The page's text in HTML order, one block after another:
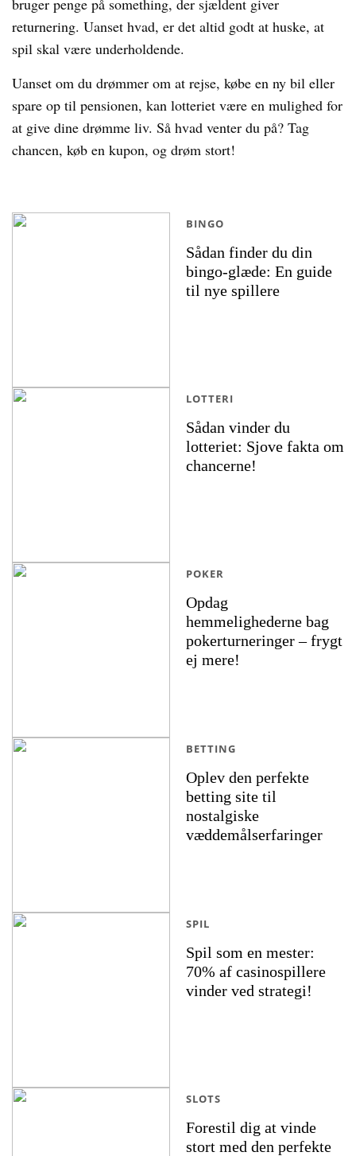
bruger penge på something, der sjældent giver
returnering. Uanset hvad, er det altid godt at huske, at
spil skal være underholdende.
Uanset om du drømmer om at rejse, købe en ny bil eller
spare op til pensionen, kan lotteriet være en mulighed for
at give dine drømme liv. Så hvad venter du på? Tag
chancen, køb en kupon, og drøm stort!
Sådan finder du din
bingo-glæde: En guide
til nye spillere
BINGO
Sådan vinder du
lotteriet: Sjove fakta om
chancerne!
LOTTERI
Opdag
hemmelighederne bag
pokerturneringer – frygt
ej mere!
POKER
Oplev den perfekte
betting site til
nostalgiske
væddemålserfaringer
BETTING
Spil som en mester:
70% af casinospillere
vinder ved strategi!
SPIL
Forestil dig at vinde
stort med den perfekte
SLOTS